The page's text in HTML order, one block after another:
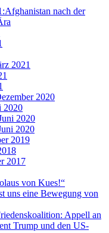
nach der
2021
2020
2020
2020
2020
2019
2017
von Kues!“
uns eine Bewegung von
Appell an
Trump und den US-